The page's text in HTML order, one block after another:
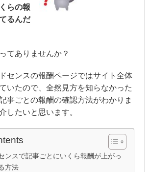
らの報
るんだ
てありませんか？
センスの報酬ページではサイト全体
いたので、全然見方を知らなかった
事ごとの報酬の確認方法がわかりま
したいと思います。
ンスで記事ごとにいくら報酬が上がっ
方法